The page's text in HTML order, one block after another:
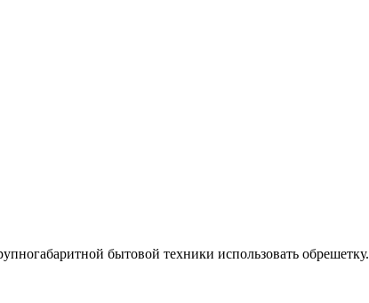
бытовой техники использовать обрешетку.